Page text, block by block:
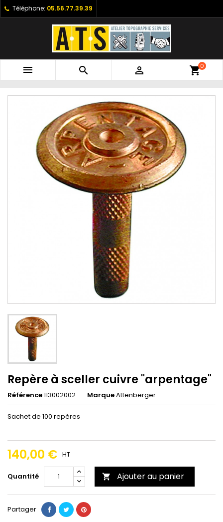
Téléphone: 05.56.77.39.39
   shopping_cart0
Repère à sceller cuivre "arpentage"
Référence113002002 MarqueAttenberger
Sachet de 100 repères
140,00 € HT
Quantité  Ajouter au panier
Partager